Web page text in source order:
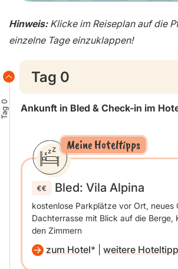
Hinweis: Klicke im Reiseplan auf die
einzelne Tage einzuklappen!
Tag 0
Tag 0
Ankunft in Bled & Check-in im
Meine Hoteltipps
Bled: Vila Alpina
kostenlose Parkplätze vor Ort, neues
Dachterrasse mit Blick auf die Berge,
den Zimmern
zum Hotel weitere